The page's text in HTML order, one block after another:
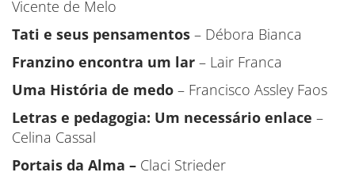
Vicente de Melo
Tati e seus pensamentos – Débora Bianca
Franzino encontra um lar – Lair Franca
Uma História de medo – Francisco Assley Faos
Letras e pedagogia: Um necessário enlace –
Celina Cassal
Portais da Alma – Claci Strieder